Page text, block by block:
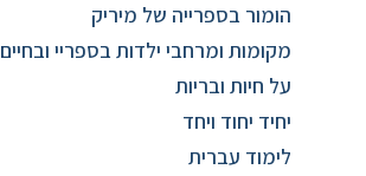
הומור בספרייה של מיריק
מקומות ומרחבי ילדות בספריי ובחיים
על חיות ובריות
יחיד יחוד ויחד
לימוד עברית